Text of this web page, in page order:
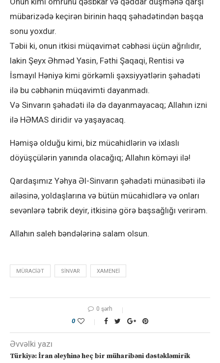
mübarizədə keçirən birinin haqq şəhadətindən başqa
sonu yoxdur.
Təbii ki, onun itkisi müqavimət cəbhəsi üçün ağrılıdır,
lakin Şeyx Əhməd Yasin, Fəthi Şaqaqi, Rentisi və
İsmayıl Həniyə kimi görkəmli şəxsiyyətlərin şəhadəti
ilə bu cəbhənin müqavimti dayanmadı.
Və Sinvarın şəhadəti ilə də dayanmayacaq; Allahın izni
ilə HƏMAS diridir və yaşayacaq.
Həmişə olduğu kimi, biz mücahidlərin və ixlaslı
döyüşçülərin yanında olacağıq; Allahın köməyi ilə!
Qardaşımız Yəhya Əl-Sinvarın şəhadəti münasibəti ilə
ailəsinə, yoldaşlarına və bütün mücahidlərə və onları
sevənlərə təbrik deyir, itkisinə görə başsağlığı verirəm.
Allahın saleh bəndələrinə salam olsun.
MÜRACIƏT SINVAR XAMENEI
0 şərh
0
Əvvəlki yazı
Türkiyə: İran əleyhinə heç bir müharibəni dəstəkləmirik